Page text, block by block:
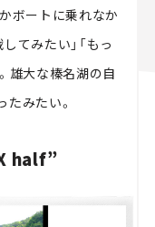
ボートに乗れなか
てみたい」「もっ
雄大な榛名湖の自
みたい。
half”